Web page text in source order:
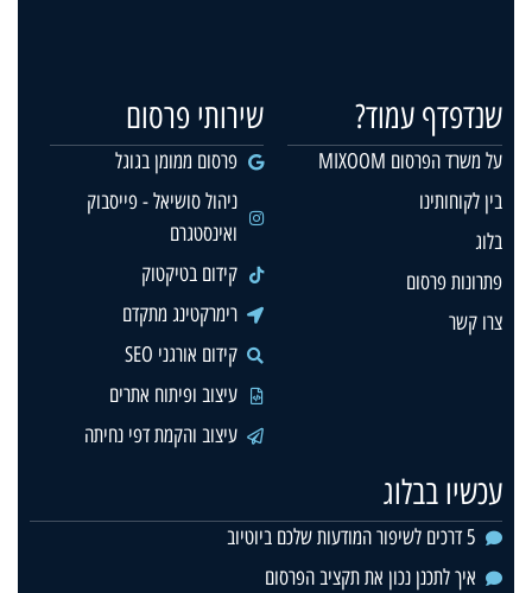
שנדפדף עמוד?
על משרד הפרסום MIXOOM
בין לקוחותינו
בלוג
פתרונות פרסום
צרו קשר
שירותי פרסום
פרסום ממומן בגוגל
ניהול סושיאל - פייסבוק
ואינסטגרם
קידום בטיקטוק
רימרקטינג מתקדם
קידום אורגני SEO
עיצוב ופיתוח אתרים
עיצוב והקמת דפי נחיתה
עכשיו בבלוג
5 דרכים לשיפור המודעות שלכם ביוטיוב
איך לתכנן נכון את תקציב הפרסום